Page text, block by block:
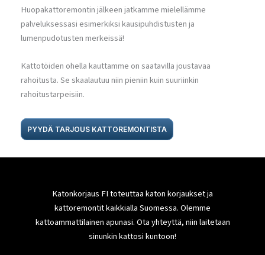
Huopakattoremontin jälkeen jatkamme mielellämme
palveluksessasi esimerkiksi kausipuhdistusten ja
lumenpudotusten merkeissä!
Kattotöiden ohella kauttamme on saatavilla joustavaa
rahoitusta. Se skaalautuu niin pieniin kuin suuriinkin
rahoitustarpeisiin.
PYYDÄ TARJOUS KATTOREMONTISTA
Katonkorjaus FI toteuttaa katon korjaukset ja
kattoremontit kaikkialla Suomessa. Olemme
kattoammattilainen apunasi. Ota yhteyttä, niin laitetaan
sinunkin kattosi kuntoon!